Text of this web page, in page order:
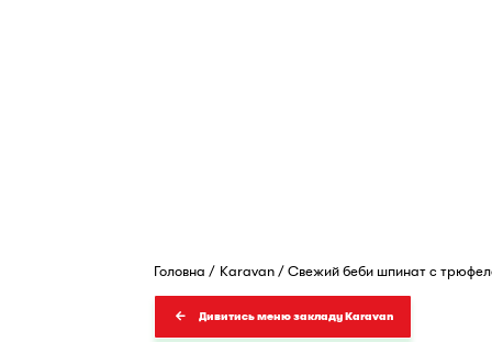
Головна Karavan Свежий беби шпинат с
Дивитись меню закладу Karavan